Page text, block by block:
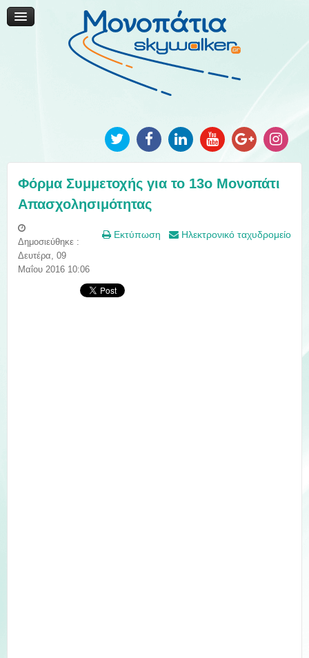
Μονοπάτια Καινοτομίας
Μονοπάτια Τοπικής Ανάπτυξης
Ανακοινώσεις
Φωτογραφίες
Φόρμα Συμμετοχής για το 13ο Μονοπάτι
Απασχολησιμότητας
Εκτύπωση Ηλεκτρονικό ταχυδρομείο
Δημοσιεύθηκε :
Δευτέρα, 09
Μαΐου 2016 10:06